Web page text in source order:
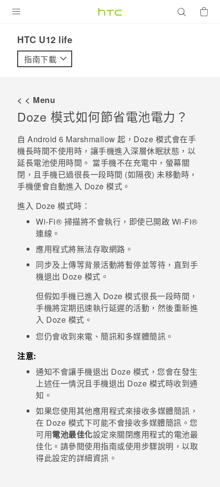
VIVE
優惠專區
焦點訊息
校園專案
企業採購
銷售門市
VIVELAND
HTC U12 life‎
指南下載
< < Menu
Doze 模式如何節省電池電力？
自 Android 6 Marshmallow 起，Doze 模式會在手
機長時間不使用時，讓手機進入深層休眠狀態，以
延長電池使用時間。 當手機不在充電中，螢幕關
閉，且手機已過很長一段時間 (如隔夜) 未移動時，
手機便會自動進入 Doze 模式。
進入 Doze 模式時：
Wi-Fi® 掃描將不會執行，即使已開啟 Wi-Fi®
連線。
應用程式將無法存取網路。
同步及上傳等背景活動將暫停並等待，直到手
機退出 Doze 模式。
但假如手機已進入 Doze 模式很長一段時間，
手機將定期迅速執行延遲的活動，然後重新進
入 Doze 模式。
您仍會收到來電、簡訊和多媒體簡訊。
注意:
通知不會讓手機退出 Doze 模式，您會在發生
上述任一情況且手機退出 Doze 模式時收到通
知。
如果您使用其他應用程式來接收多媒體簡訊，
在 Doze 模式下可能不會接收多媒體簡訊。您
可用電池最佳化設定來關閉應用程式的電池最
佳化。請參閱使用指南或使用步驟說明，以取
得此設定的詳細資訊。